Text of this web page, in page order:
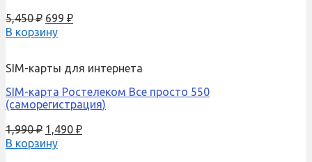
5,450₽ 699 ₽
В корзину
SIM-карты для интернета
SIM-карта Ростелеком Все просто 550
(саморегистрация)
1,990₽ 1,490 ₽
В корзину